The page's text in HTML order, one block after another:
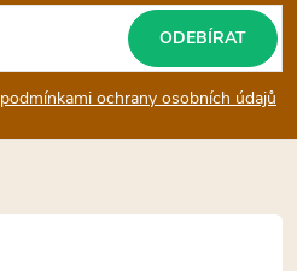
podmínkami ochrany osobních údajů
ODEBÍRAT